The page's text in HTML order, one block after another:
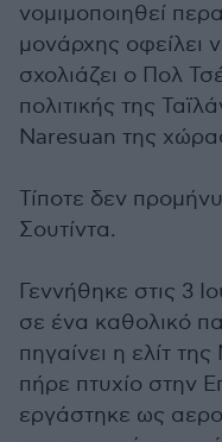
νομιμοποιηθεί
μονάρχης οφείλει
σχολιάζει ο Πολ
πολιτικής της
Naresuan της
Τίποτε δεν
Σουτίντα.
Γεννήθηκε στις 3
σε ένα καθολικό
πηγαίνει η ελίτ
πήρε πτυχίο στην
εργάστηκε ως